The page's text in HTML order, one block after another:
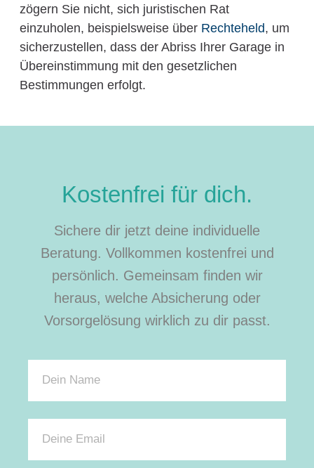
zögern Sie nicht, sich juristischen Rat
einzuholen, beispielsweise über Rechteheld, um
sicherzustellen, dass der Abriss Ihrer Garage in
Übereinstimmung mit den gesetzlichen
Bestimmungen erfolgt.
Kostenfrei für dich.
Sichere dir jetzt deine individuelle
Beratung. Vollkommen kostenfrei und
persönlich. Gemeinsam finden wir
heraus, welche Absicherung oder
Vorsorgelösung wirklich zu dir passt.